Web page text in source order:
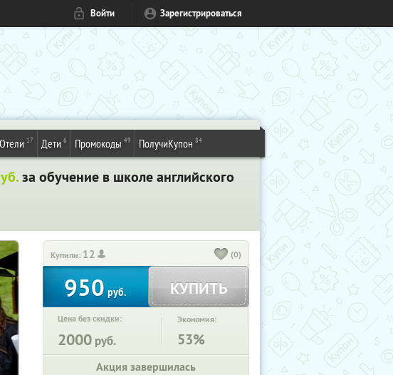
Войти Зарегистрироваться
Отели 17 Дети 6 Промокоды 49 ПолучиКупон 84
за обучение в школе английского
Купили: 12 (0)
950 руб. КУПИТЬ
Цена без скидки:
2000 руб.
Экономия:
53%
Акция завершилась